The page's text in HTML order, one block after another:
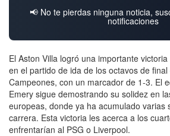
📢 No te pierdas ninguna noticia,
notificaciones
El Aston Villa logró una importante
en el partido de ida de los octavos de
Campeones, con un marcador de 1-3. El
Emery sigue demostrando su solidez en
europeas, donde ya ha acumulado varias
carrera. Esta victoria les acerca a los
enfrentarían al PSG o Liverpool.